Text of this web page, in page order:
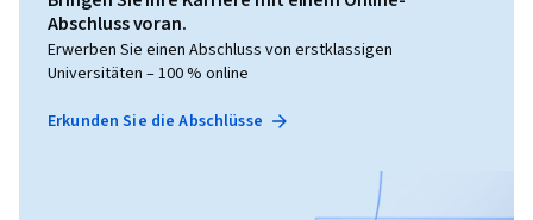
Abschluss voran.
Erwerben Sie einen Abschluss von erstklassigen
Universitäten – 100 % online
Erkunden Sie die Abschlüsse